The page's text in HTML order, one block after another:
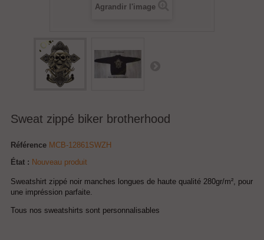
Agrandir l'image
Sweat zippé biker brotherhood
Référence MCB-12861SWZH
État : Nouveau produit
Sweatshirt zippé noir manches longues de haute qualité 280gr/m², pour
une impréssion parfaite.
Tous nos sweatshirts sont personnalisables